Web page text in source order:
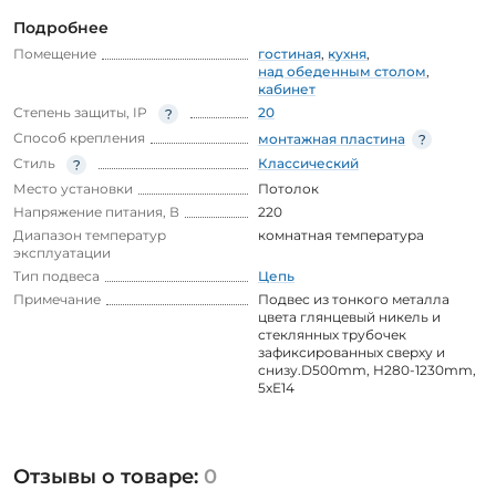
Подробнее
Помещение гостиная, кухня,
над обеденным столом,
кабинет
Степень защиты, IP
20
Способ крепления
монтажная пластина
Стиль
Классический
Место установки
Потолок
Напряжение питания, В
220
Диапазон температур
эксплуатации
комнатная температура
Тип подвеса
Цепь
Примечание
Подвес из тонкого металла
цвета глянцевый никель и
стеклянных трубочек
зафиксированных сверху и
снизу.D500mm, H280-1230mm,
5хЕ14
Отзывы о товаре: 0